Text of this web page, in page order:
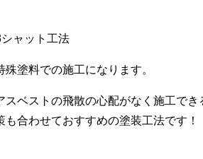
ャット工法
殊塗料での施工になります。
スベストの飛散の心配がなく施工で
も合わせておすすめの塗装工法です！